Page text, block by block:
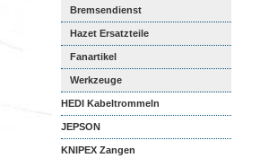
Bremsendienst
Hazet Ersatzteile
Fanartikel
Werkzeuge
HEDI Kabeltrommeln
JEPSON
KNIPEX Zangen